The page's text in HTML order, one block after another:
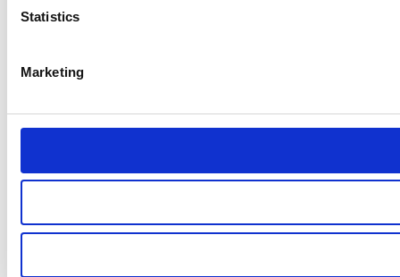
Statistics
Marketing